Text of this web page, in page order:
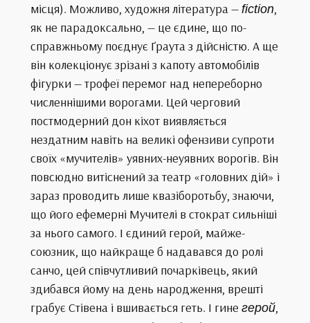
місця). Можливо, художня література —fiction,
як не парадоксально, — це єдине, що по-
справжньому поєднує Ґраута з дійсністю. А ще
він колекціонує зрізані з капоту автомобілів
фігурки — трофеї перемог над непереборно
численнішими ворогами. Цей черговий
постмодерний дон кіхот виявляється
нездатним навіть на великі офензиви супроти
своїх «мучителів» уявних-неуявних ворогів. Він
повсюдно витіснений за театр «головних дій» і
зараз проводить лише квазіборотьбу, знаючи,
що його ефемерні Мучителі в стократ сильніші
за нього самого. І єдиний герой, майже-
союзник, що найкраще б надавався до ролі
санчо, цей співчутливий почарківець, який
здибався йому на день народження, врешті
грабує Стівена і вшивається геть. І гине герой,